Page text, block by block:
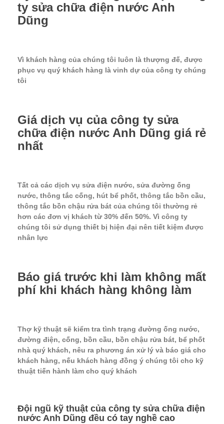
ty sửa chữa điện nước Anh
Dũng
Vì khách hàng của chúng tôi luôn là thượng đế, được
phục vụ quý khách hàng là vinh dự của công ty chúng
tôi
Giá dịch vụ của công ty sửa
chữa điện nước Anh Dũng giá rẻ
nhất
Tất cả các dịch vụ sửa điện nước, sửa đường ống
nước, thông tắc cống, hút bể phốt, thông tắc bồn cầu,
thông tắc bồn chậu rửa bát của chúng tôi thường rẻ
hơn các đơn vị khách từ 30% đến 50%. Vì công ty
chúng tôi sử dụng thiết bị hiện đại nên tiết kiệm được
nhân lực
Báo giá trước khi làm không mất
phí khi khách hàng không làm
Thợ kỹ thuật sẽ kiểm tra tình trạng đường ống nước,
đường điện, cống, bồn cầu, bồn chậu rửa bát, bể phốt
nhà quý khách, nêu ra phương án xử lý và báo giá cho
khách hàng, nếu khách hàng đồng ý chúng tôi cho kỹ
thuật tiến hành làm cho quý khách
Đội ngũ kỹ thuật của công ty sửa chữa điện
nước Anh Dũng đều có tay nghề cao